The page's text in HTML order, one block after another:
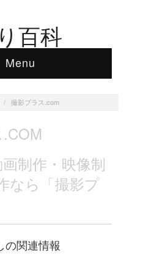
百科
Menu
/ 撮影プラス.com
制作・映像制
なら「撮影プ
の関連情報